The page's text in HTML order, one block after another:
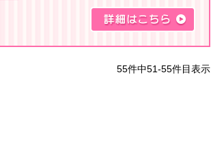
55件中51-55件目表示